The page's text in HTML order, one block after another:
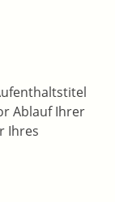
Ablauf Ihrer
Ihres